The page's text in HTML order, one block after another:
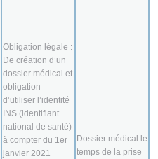
Obligation légale :
De création d’un
dossier médical et
obligation
d’utiliser l’identité
INS (identifiant
national de santé)
à compter du 1er
janvier 2021
Dossier médical le
temps de la prise